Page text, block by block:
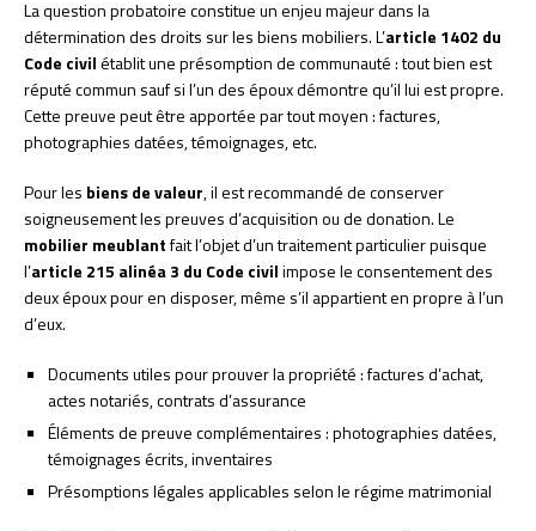
La question probatoire constitue un enjeu majeur dans la
détermination des droits sur les biens mobiliers. L’article 1402 du
Code civilétablit une présomption de communauté : tout bien est
réputé commun sauf si l’un des époux démontre qu’il lui est propre.
Cette preuve peut être apportée par tout moyen : factures,
photographies datées, témoignages, etc.
Pour les biens de valeur, il est recommandé de conserver
soigneusement les preuves d’acquisition ou de donation. Le
mobilier meublantfait l’objet d’un traitement particulier puisque
l’article 215 alinéa 3 du Code civilimpose le consentement des
deux époux pour en disposer, même s’il appartient en propre à l’un
d’eux.
Documents utiles pour prouver la propriété : factures d’achat,
actes notariés, contrats d’assurance
Éléments de preuve complémentaires : photographies datées,
témoignages écrits, inventaires
Présomptions légales applicables selon le régime matrimonial